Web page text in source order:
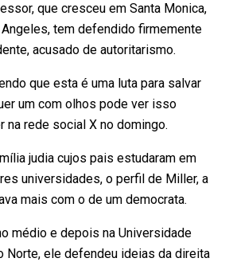
que cresceu em Santa Monica,
tem defendido firmemente
acusado de autoritarismo.
que esta é uma luta para salvar
um com olhos pode ver isso
na rede social X no domingo.
judia cujos pais estudaram em
universidades, o perfil de Miller, a
mais com o de um democrata.
médio e depois na Universidade
Norte, ele defendeu ideias da direita